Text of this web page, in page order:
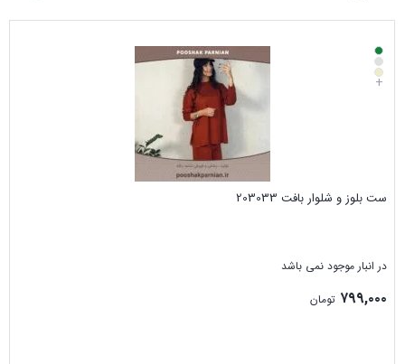
ست بلوز و شلوار بافت 203033
در انبار موجود نمی باشد
۷۹۹,۰۰۰ تومان
+